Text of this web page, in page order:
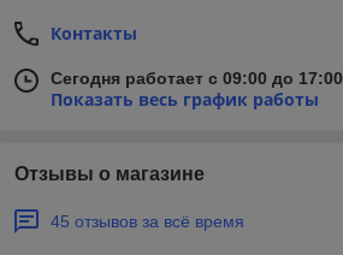
Контакты
Сегодня работает с 09:00 до 17:00
Показать весь график работы
Отзывы о магазине
45 отзывов за всё время